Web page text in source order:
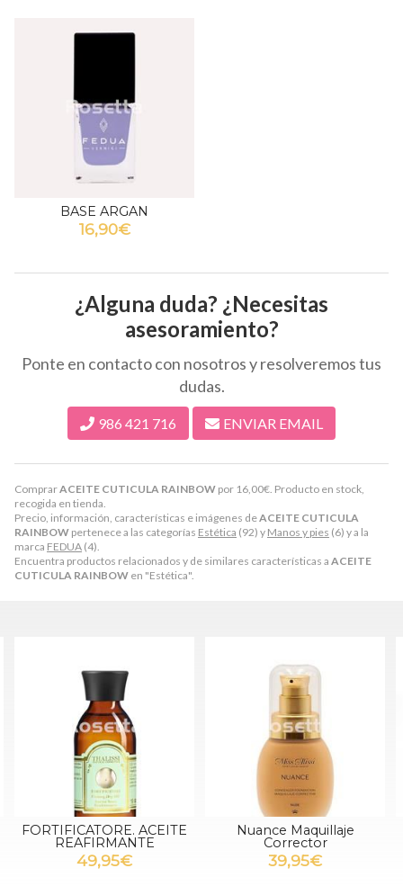
ComprarACEITE CUTICULA RAINBOW por 16,00€. Producto en stock,
recogida en tienda.
Precio, información, características e imágenes deACEITE CUTICULA
RAINBOW pertenece a las categorías Estética (92) y Manos y pies (6) y a la
marca FEDUA (4).
Encuentra productos relacionados y de similares características a ACEITE
CUTICULA RAINBOW en "Estética".
BASE ARGAN
16,90€
¿Alguna duda? ¿Necesitas
asesoramiento?
Ponte en contacto con nosotros y resolveremos tus
dudas.
986 421 716 ENVIAR EMAIL
Nuance Maquillaje
Corrector
39,95€
SEA FOAM
19,95€